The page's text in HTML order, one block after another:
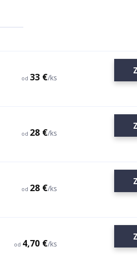
od 33 €/ks
od 28 €/ks
od 28 €/ks
od 4,70 €/ks